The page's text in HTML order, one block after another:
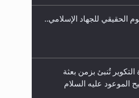
الحقيقي للجهاد الإسلامي..
تُنبئ بزمن بعثة
الموعود عليه السلام